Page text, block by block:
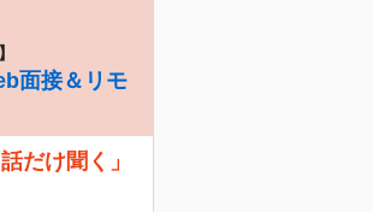
面接＆リモ
だけ聞く」